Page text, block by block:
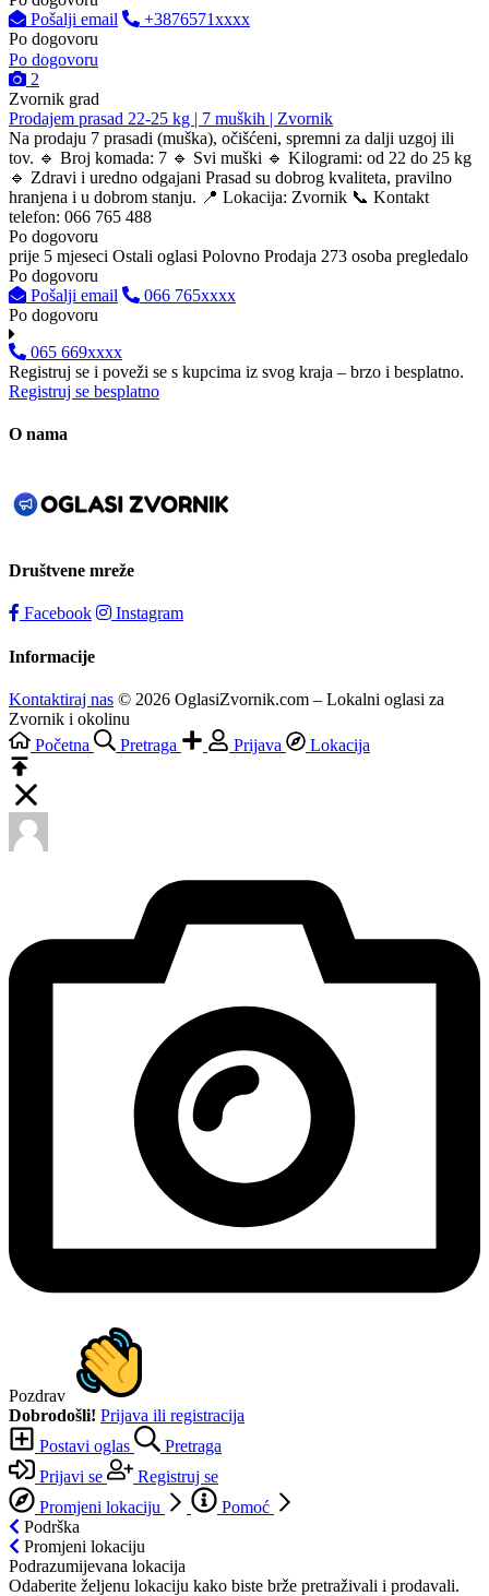
Pošalji email
+3876571xxxx
Po dogovoru
Po dogovoru
2
Zvornik grad
Prodajem prasad 22-25 kg | 7 muških | Zvornik
Na prodaju 7 prasadi (muška), očišćeni, spremni za dalji uzgoj ili
tov. 🔹 Broj komada: 7 🔹 Svi muški 🔹 Kilogrami: od 22 do 25 kg
🔹 Zdravi i uredno odgajani Prasad su dobrog kvaliteta, pravilno
hranjena i u dobrom stanju. 📍 Lokacija: Zvornik 📞 Kontakt
telefon: 066 765 488
Po dogovoru
prije 5 mjeseci Ostali oglasi Polovno Prodaja 273 osoba pregledalo
Po dogovoru
Pošalji email
066 765xxxx
Po dogovoru
065 669xxxx
Registruj se i poveži se s kupcima iz svog kraja – brzo i besplatno.
Registruj se besplatno
O nama
Društvene mreže
Facebook Instagram
Informacije
Kontaktiraj nas © 2026 OglasiZvornik.com – Lokalni oglasi za
Zvornik i okolinu
Početna
Pretraga Prijava Lokacija
Pozdrav
Dobrodošli! Prijava ili registracija
Postavi oglas
Pretraga
Prijavi se
Registruj se
Promjeni lokaciju
Pomoć
Podrška
Promjeni lokaciju
Podrazumijevana lokacija
Odaberite željenu lokaciju kako biste brže pretraživali i prodavali.